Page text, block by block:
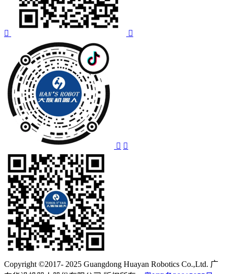
Copyright ©2017- 2025 Guangdong Huayan Robotics Co.,Ltd. 广